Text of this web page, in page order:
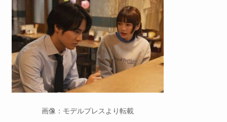
画像：モデルプレスより転載